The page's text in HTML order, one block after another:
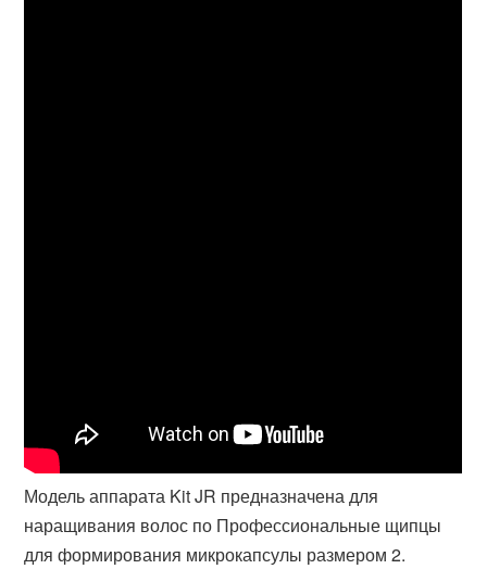
Модель аппарата Kit JR предназначена для
наращивания волос по Профессиональные щипцы
для формирования микрокапсулы размером 2.